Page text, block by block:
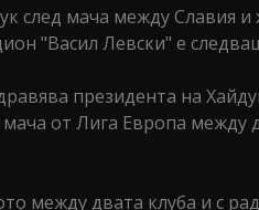
след мача между Славия и
"Васил Левски" е
президента на
от Лига Европа между
между двата клуба и с